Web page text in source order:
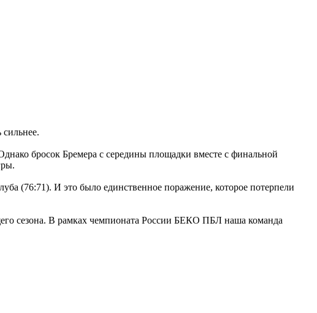
бросок Бремера с середины площадки вместе с финальной
(76:71). И это было единственное поражение, которое потерпели
сезона. В рамках чемпионата России БЕКО ПБЛ наша команда